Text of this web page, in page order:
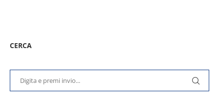
CERCA